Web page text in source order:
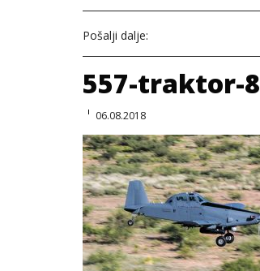
Pošalji dalje:
557-traktor-8
06.08.2018